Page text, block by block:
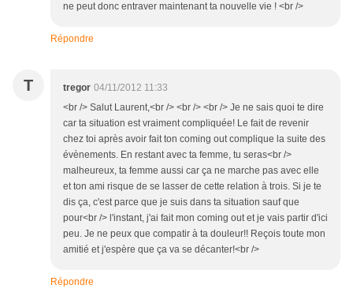
ne peut donc entraver maintenant ta nouvelle vie ! <br />
Répondre
T tregor 04/11/2012 11:33
<br /> Salut Laurent,<br /> <br /> <br /> Je ne sais quoi te dire
car ta situation est vraiment compliquée! Le fait de revenir
chez toi après avoir fait ton coming out complique la suite des
évènements. En restant avec ta femme, tu seras<br />
malheureux, ta femme aussi car ça ne marche pas avec elle
et ton ami risque de se lasser de cette relation à trois. Si je te
dis ça, c'est parce que je suis dans ta situation sauf que
pour<br /> l'instant, j'ai fait mon coming out et je vais partir d'ici
peu. Je ne peux que compatir à ta douleur!! Reçois toute mon
amitié et j'espère que ça va se décanter!<br />
Répondre